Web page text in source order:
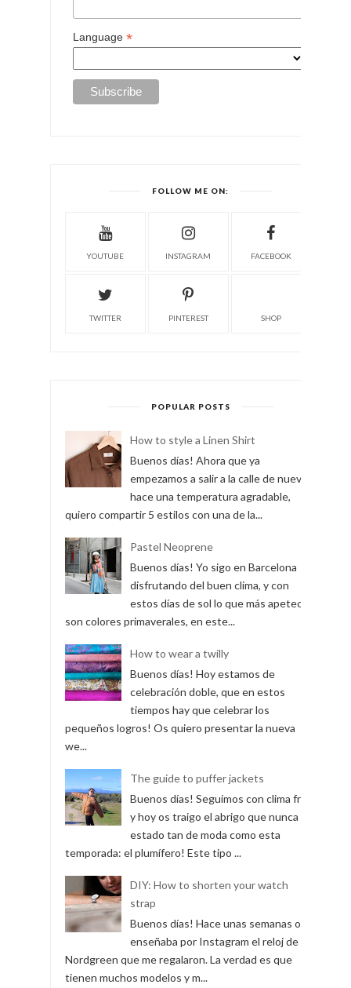
Language *
FOLLOW ME ON:
YOUTUBE INSTAGRAM FACEBOOK
TWITTER PINTEREST SHOP
POPULAR POSTS
How to style a Linen Shirt
Buenos días! Ahora que ya
empezamos a salir a la calle de nuevo y
hace una temperatura agradable,
quiero compartir 5 estilos con una de la...
Pastel Neoprene
Buenos días! Yo sigo en Barcelona
disfrutando del buen clima, y con
estos días de sol lo que más apetece
son colores primaverales, en este...
How to wear a twilly
Buenos días! Hoy estamos de
celebración doble, que en estos
tiempos hay que celebrar los
pequeños logros! Os quiero presentar la nueva
we...
The guide to puffer jackets
Buenos días! Seguimos con clima frío
y hoy os traigo el abrigo que nunca ha
estado tan de moda como esta
temporada: el plumífero! Este tipo ...
DIY: How to shorten your watch
strap
Buenos días! Hace unas semanas os
enseñaba por Instagram el reloj de
Nordgreen que me regalaron. La verdad es que
tienen muchos modelos y m...